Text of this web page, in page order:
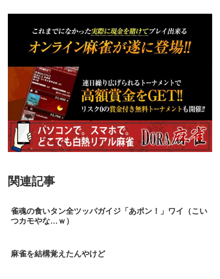
関連記事
雀魂の食いタン全ツッパガイジ「あポン！」ワイ（こい
つカモやな…ｗ）
麻雀を結構覚えたんやけど